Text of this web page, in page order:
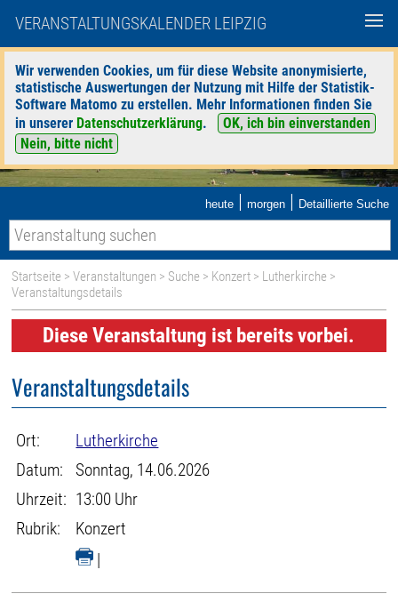
VERANSTALTUNGSKALENDER LEIPZIG
Wir verwenden Cookies, um für diese Website anonymisierte,
statistische Auswertungen der Nutzung mit Hilfe der Statistik-
Software Matomo zu erstellen. Mehr Informationen finden Sie
in unserer Datenschutzerklärung.
OK, ich bin einverstanden
Nein, bitte nicht
heute | morgen | Detaillierte Suche
Startseite >Veranstaltungen > Suche > Konzert > Lutherkirche >
Veranstaltungsdetails
Diese Veranstaltung ist bereits vorbei.
Veranstaltungsdetails
Ort:
Lutherkirche
Datum:
Sonntag, 14.06.2026
Uhrzeit: 13:00 Uhr
Rubrik:
Konzert
|